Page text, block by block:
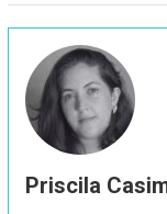
Priscila